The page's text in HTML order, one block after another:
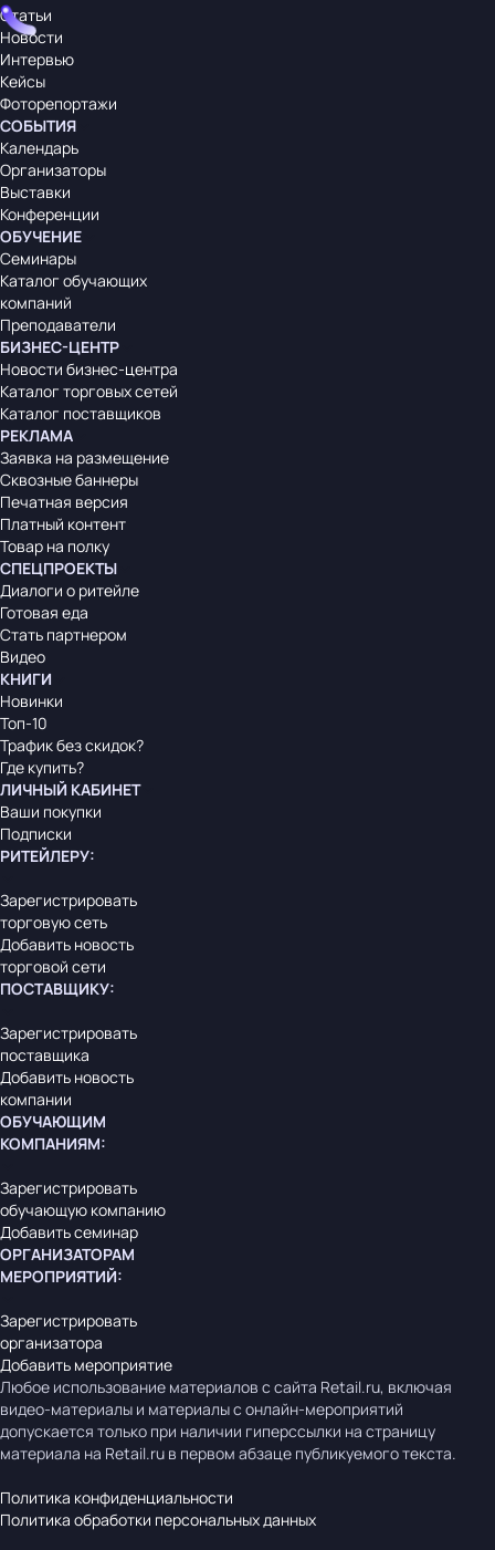
Статьи
Новости
Интервью
Кейсы
Фоторепортажи
СОБЫТИЯ
Календарь
Организаторы
Выставки
Конференции
ОБУЧЕНИЕ
Семинары
Каталог обучающих
компаний
Преподаватели
БИЗНЕС-ЦЕНТР
Новости бизнес-центра
Каталог торговых сетей
Каталог поставщиков
РЕКЛАМА
Заявка на размещение
Сквозные баннеры
Печатная версия
Платный контент
Товар на полку
СПЕЦПРОЕКТЫ
Диалоги о ритейле
Готовая еда
Стать партнером
Видео
КНИГИ
Новинки
Топ-10
Трафик без скидок?
Где купить?
ЛИЧНЫЙ КАБИНЕТ
Ваши покупки
Подписки
РИТЕЙЛЕРУ:
Зарегистрировать
торговую сеть
Добавить новость
торговой сети
ПОСТАВЩИКУ:
Зарегистрировать
поставщика
Добавить новость
компании
ОБУЧАЮЩИМ
КОМПАНИЯМ:
Зарегистрировать
обучающую компанию
Добавить семинар
ОРГАНИЗАТОРАМ
МЕРОПРИЯТИЙ:
Зарегистрировать
организатора
Добавить мероприятие
Любое использование материалов с сайта Retail.ru, включая
видео-материалы и материалы с онлайн-мероприятий
допускается только при наличии гиперссылки на страницу
материала на Retail.ru в первом абзаце публикуемого текста.
Политика конфиденциальности
Политика обработки персональных данных